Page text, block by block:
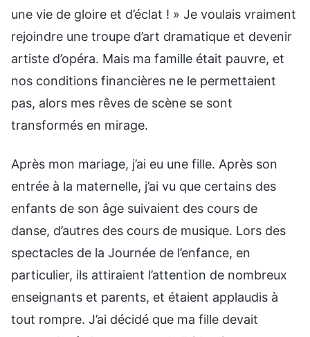
une vie de gloire et d’éclat ! » Je voulais vraiment
rejoindre une troupe d’art dramatique et devenir
artiste d’opéra. Mais ma famille était pauvre, et
nos conditions financières ne le permettaient
pas, alors mes rêves de scène se sont
transformés en mirage.
Après mon mariage, j’ai eu une fille. Après son
entrée à la maternelle, j’ai vu que certains des
enfants de son âge suivaient des cours de
danse, d’autres des cours de musique. Lors des
spectacles de la Journée de l’enfance, en
particulier, ils attiraient l’attention de nombreux
enseignants et parents, et étaient applaudis à
tout rompre. J’ai décidé que ma fille devait